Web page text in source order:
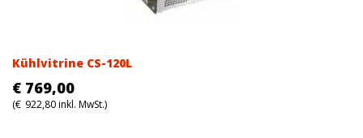
Kühlvitrine CS-120L
€ 769,00
(€ 922,80inkl. MwSt.)